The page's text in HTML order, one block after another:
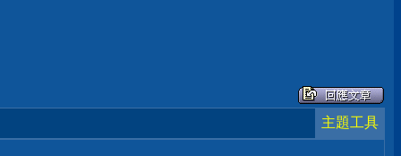
主題工具